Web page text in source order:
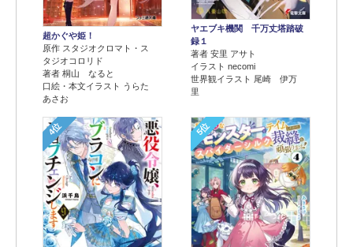
超かぐや姫！
原作 スタジオクロマト・ス
タジオコロリド
著者 桐山 なると
口絵・本文イラスト うらた
あさお
ヤエブキ機関 千万丈塔踏破
録１
著者 安里 アサト
イラスト necomi
世界観イラスト 尾崎 伊万
里
4位 5位